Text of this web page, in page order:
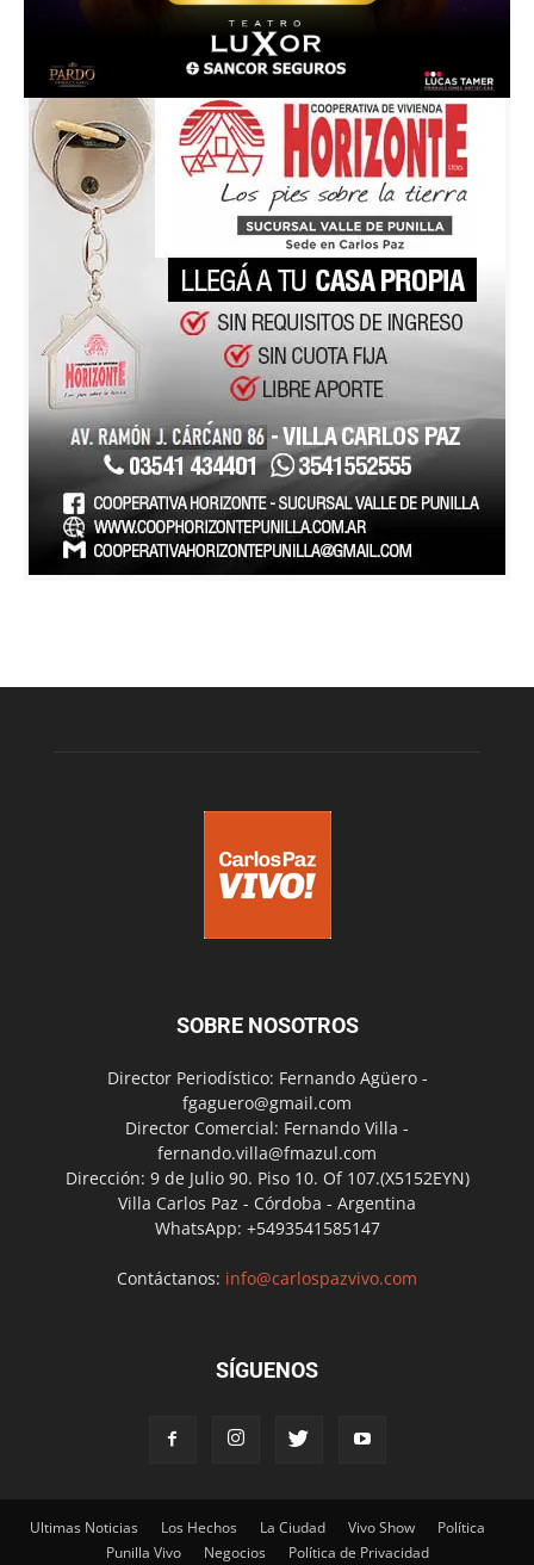
SOBRE NOSOTROS
Director Periodístico: Fernando Agüero -
fgaguero@gmail.com
Director Comercial: Fernando Villa -
fernando.villa@fmazul.com
Dirección: 9 de Julio 90. Piso 10. Of 107.(X5152EYN)
Villa Carlos Paz - Córdoba - Argentina
WhatsApp: +5493541585147
Contáctanos: info@carlospazvivo.com
SÍGUENOS
Ultimas Noticias Los Hechos La Ciudad Vivo Show
Política
Punilla Vivo
Negocios Política de Privacidad